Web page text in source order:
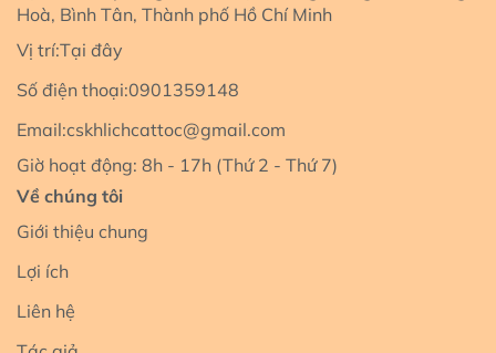
Hoà, Bình Tân, Thành phố Hồ Chí Minh
Vị trí:Tại đây
Số điện thoại:0901359148
Email:cskhlichcattoc@gmail.com
Giờ hoạt động: 8h - 17h (Thứ 2 - Thứ 7)
Về chúng tôi
Giới thiệu chung
Lợi ích
Liên hệ